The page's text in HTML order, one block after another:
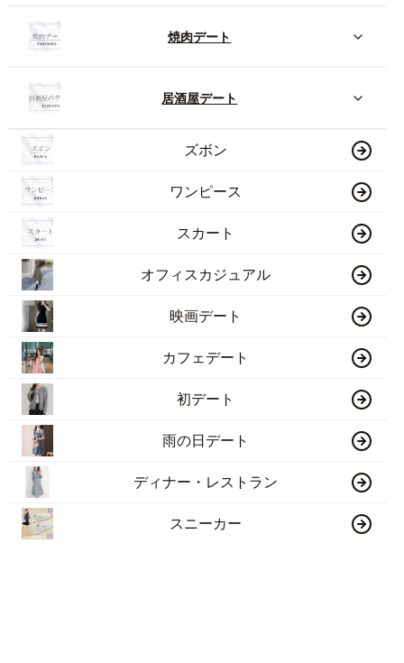
焼肉デート
居酒屋デート
ズボン
ワンピース
スカート
オフィスカジュアル
映画デート
カフェデート
初デート
雨の日デート
ディナー・レストラン
スニーカー